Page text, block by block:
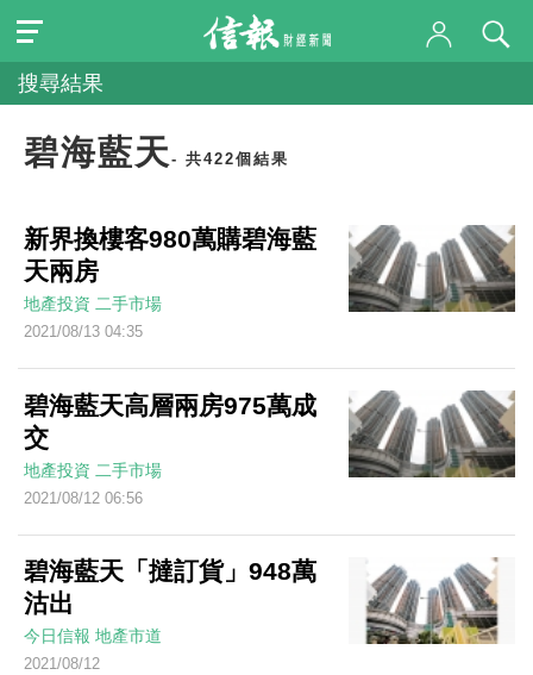
搜尋結果
碧海藍天 - 共422個結果
新界換樓客980萬購碧海藍
天兩房
地產投資 二手市場
2021/08/13 04:35
碧海藍天高層兩房975萬成
交
地產投資 二手市場
2021/08/12 06:56
碧海藍天「撻訂貨」948萬
沽出
今日信報 地產市道
2021/08/12